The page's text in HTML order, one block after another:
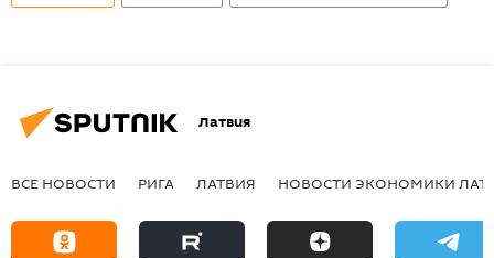
Латвия
ВСЕ НОВОСТИ РИГА ЛАТВИЯ НОВОСТИ ЭКОНОМИКИ